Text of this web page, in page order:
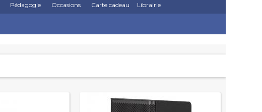
Pédagogie Occasions Carte cadeau Librairie